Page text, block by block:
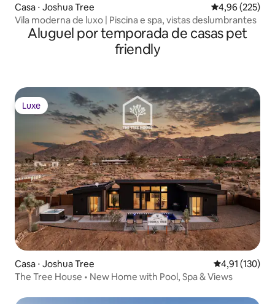
Casa ⋅ Joshua Tree 4,96 de uma
4,96 (225)
Vila moderna de luxo | Piscina e spa, vistas deslumbrantes
Aluguel por temporada de casas pet
friendly
Luxe
Luxe
Casa ⋅ Joshua Tree 4,91 de uma
4,91 (130)
The Tree House • New Home with Pool, Spa & Views